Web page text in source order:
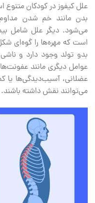
علل کیفوز در کودکان
بدن مانند خم شدن
می‌شود. دیگر علل شامل
است که مهره‌ها را گوه‌ای
بدو تولد وجود دارد و
عوامل دیگری مانند
می‌توانند نقش داشته باشند.